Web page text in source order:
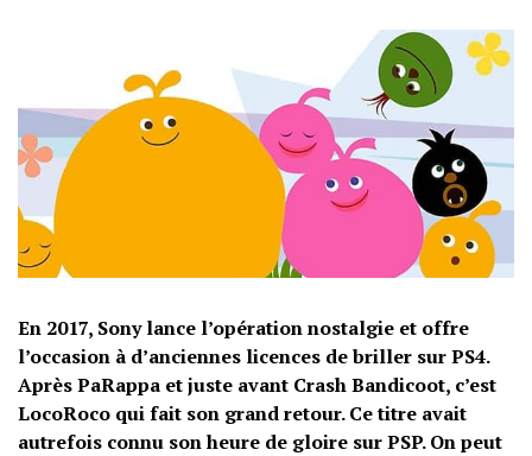
En 2017, Sony lance l’opération nostalgie et offre
l’occasion à d’anciennes licences de briller sur PS4.
Après PaRappa et juste avant Crash Bandicoot, c’est
LocoRoco qui fait son grand retour. Ce titre avait
autrefois connu son heure de gloire sur PSP. On peut